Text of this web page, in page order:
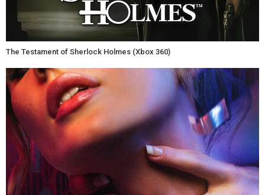
The Testament of Sherlock Holmes (Xbox 360)